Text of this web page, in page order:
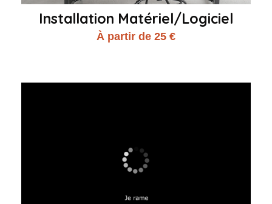
Installation Matériel/Logiciel
À partir de 25 €